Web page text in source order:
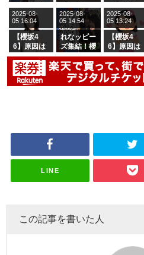
ージを脱い
でいた理由
グル『Mak
e or Brea
k』オフィ
シャルグッ
ズ絶賛販売
受付中
の2人を手
玉に取る大
沼晶保【く
りぃむナン
タラ】
【櫻坂4
6】原因は
これか！？
大園玲、B
uddiesを
ざわつかせ
2025-08-
05 16:04
れなッピー
ズ集結！櫻
坂46守屋
麗奈×遠藤
理子、8/6
「ラヴィッ
2025-08-
05 14:54
【櫻坂4
6】原因は
これか！？
大園玲、B
uddiesを
ざわつかせ
2025-08-
05 13:24
LINE
この記事を書いた人